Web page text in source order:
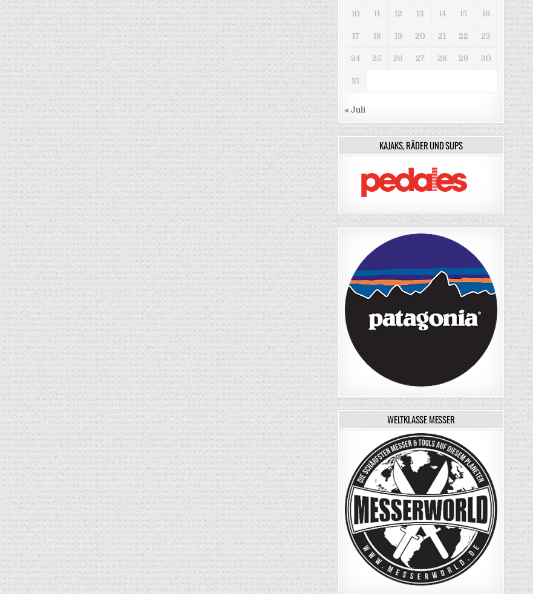
10 11 12 13 14 15 16
17 18 19 20 21 22 23
24 25 26 27 28 29 30
31
« Juli
KAJAKS, RÄDER UND SUPS
WELTKLASSE MESSER